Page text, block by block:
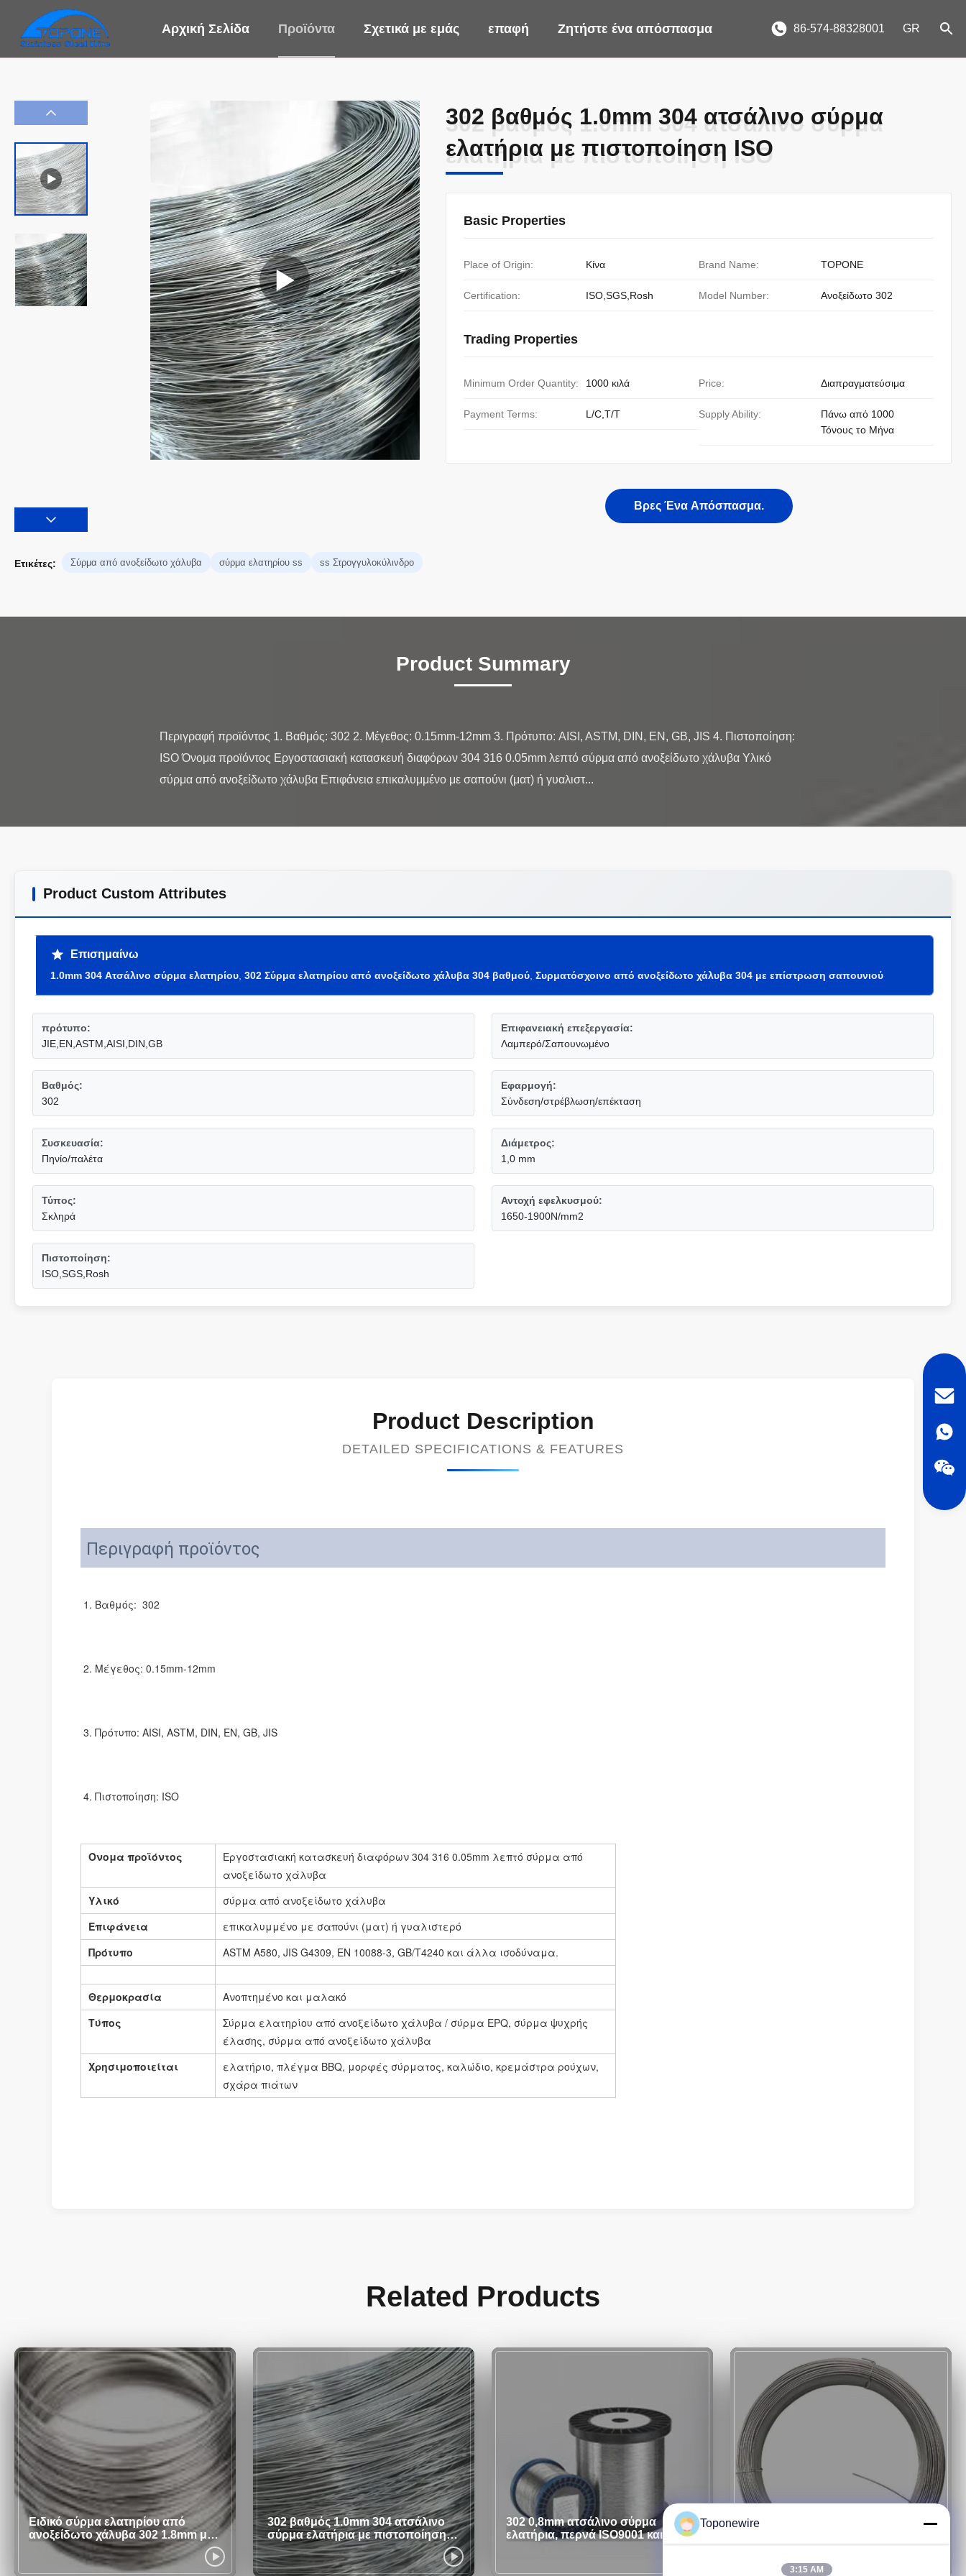
Αρχική Σελίδα Προϊόντα Σχετικά με εμάς επαφή Ζητήστε ένα απόσπασμα 86-574-88328001 GR
302 βαθμός 1.0mm 304 ατσάλινο σύρμα
ελατήρια με πιστοποίηση ISO
302 βαθμός 1.0mm 304 ατσάλινο σύρμα
ελατήρια με πιστοποίηση ISO
Basic Properties
Place of Origin: Κίνα Brand Name: TOPONE
Certification: ISO,SGS,Rosh Model Number: Ανοξείδωτο 302
Trading Properties
Minimum Order Quantity: 1000 κιλά Price: Διαπραγματεύσιμα
Payment Terms: L/C,T/T Supply Ability:
Πάνω από 1000
Τόνους το Μήνα
Βρες Ένα Απόσπασμα.
Ετικέτες: Σύρμα από ανοξείδωτο χάλυβα σύρμα ελατηρίου ss ss Στρογγυλοκύλινδρο
Product Summary
Περιγραφή προϊόντος 1. Βαθμός: 302 2. Μέγεθος: 0.15mm-12mm 3. Πρότυπο: AISI, ASTM, DIN, EN, GB, JIS 4. Πιστοποίηση:
ISO Όνομα προϊόντος Εργοστασιακή κατασκευή διαφόρων 304 316 0.05mm λεπτό σύρμα από ανοξείδωτο χάλυβα Υλικό
Product Custom Attributes
Επισημαίνω
1.0mm 304 Ατσάλινο σύρμα ελατηρίου 302 Σύρμα ελατηρίου από ανοξείδωτο χάλυβα 304 βαθμού Συρματόσχοινο από ανοξείδωτο χάλυβα 304 με επίστρωση σαπουνιού
πρότυπο:
JIE,EN,ASTM,AISI,DIN,GB
Επιφανειακή επεξεργασία:
Λαμπερό/Σαπουνωμένο
Βαθμός:
302
Εφαρμογή:
Σύνδεση/στρέβλωση/επέκταση
Συσκευασία:
Πηνίο/παλέτα
Διάμετρος:
1,0 mm
Τύπος:
Σκληρά
Αντοχή εφελκυσμού:
1650-1900N/mm2
Πιστοποίηση:
ISO,SGS,Rosh
Product Description
DETAILED SPECIFICATIONS & FEATURES
Περιγραφή προϊόντος
1. Βαθμός: 302
2. Μέγεθος: 0.15mm-12mm
3. Πρότυπο: AISI, ASTM, DIN, EN, GB, JIS
4. Πιστοποίηση: ISO
Όνομα προϊόντος
Εργοστασιακή κατασκευή διαφόρων 304 316 0.05mm λεπτό σύρμα από
ανοξείδωτο χάλυβα
Υλικό
σύρμα από ανοξείδωτο χάλυβα
Επιφάνεια
επικαλυμμένο με σαπούνι (ματ) ή γυαλιστερό
Πρότυπο
ASTM A580, JIS G4309, EN 10088-3, GB/T4240 και άλλα ισοδύναμα.
Θερμοκρασία
Ανοπτημένο και μαλακό
Τύπος
Σύρμα ελατηρίου από ανοξείδωτο χάλυβα / σύρμα EPQ, σύρμα ψυχρής
έλασης, σύρμα από ανοξείδωτο χάλυβα
Χρησιμοποιείται
ελατήριο, πλέγμα BBQ, μορφές σύρματος, καλώδιο, κρεμάστρα ρούχων,
σχάρα πιάτων
Related Products
Ειδικό σύρμα ελατηρίου από
ανοξείδωτο χάλυβα 302 1.8mm με
πιστοποίηση SGS και φωτεινή
επιφάνεια
302 βαθμός 1.0mm 304 ατσάλινο
σύρμα ελατήρια με πιστοποίηση
ISO
302 0,8mm ατσάλινο σύρμα
ελατήρια, περνά ISO9001 και RosH
Σύρμα από ανοξείδωτο χάλυβα
κουζίνας σε απόθεμα
Toponewire
3:15 AM